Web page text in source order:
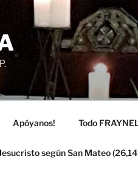
Apóyanos! Todo
según San Mateo